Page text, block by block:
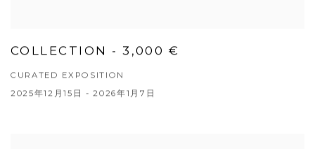
COLLECTION - 3,000 €
CURATED EXPOSITION
2025年12月15日 - 2026年1月7日